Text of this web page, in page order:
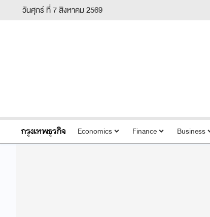
วันศุกร์ ที่ 7 สิงหาคม 2569
Economics Finance Business